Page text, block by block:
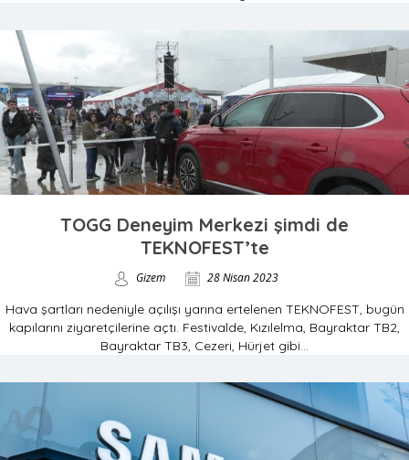
TOGG Deneyim Merkezi şimdi de
TEKNOFEST’te
Gizem 28 Nisan 2023
Hava şartları nedeniyle açılışı yarına ertelenen TEKNOFEST, bugün
kapılarını ziyaretçilerine açtı. Festivalde, Kızılelma, Bayraktar TB2,
Bayraktar TB3, Cezeri, Hürjet gibi...